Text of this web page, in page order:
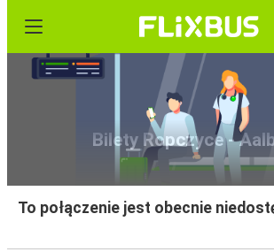
Bilety Ropczyce -
To połączenie jest obecnie